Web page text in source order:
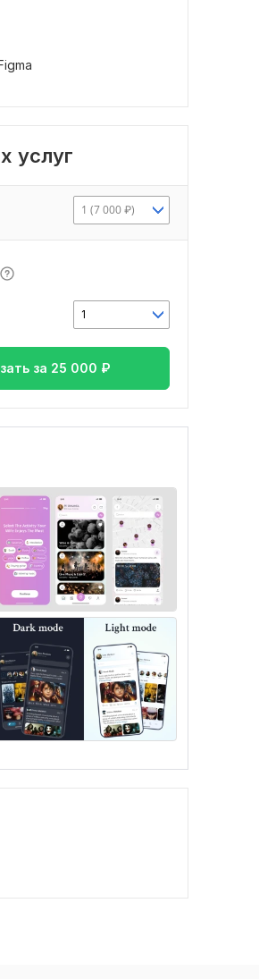
услуг
1 (7 000 ₽)
1
за 25 000 ₽